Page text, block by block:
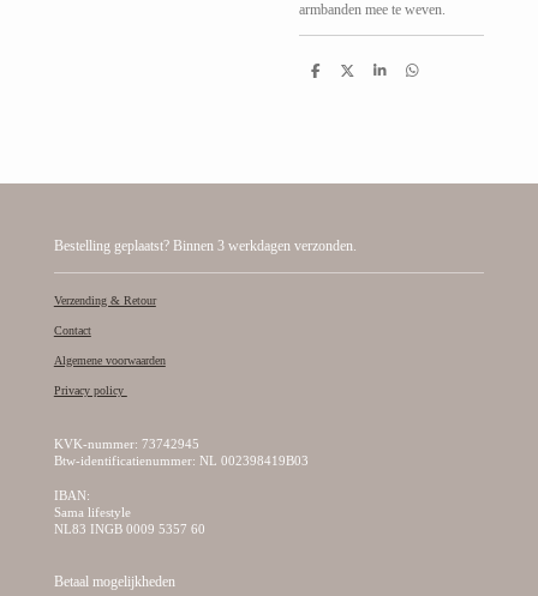
armbanden mee te weven.
D
D
S
D
Bestelling geplaatst? Binnen 3 werkdagen verzonden.
Verzending & Retour
Contact
Algemene voorwaarden
Privacy policy
KVK-nummer: 73742945
Btw-identificatienummer: NL 002398419B03
IBAN:
Sama lifestyle
NL83 INGB 0009 5357 60
Betaal mogelijkheden